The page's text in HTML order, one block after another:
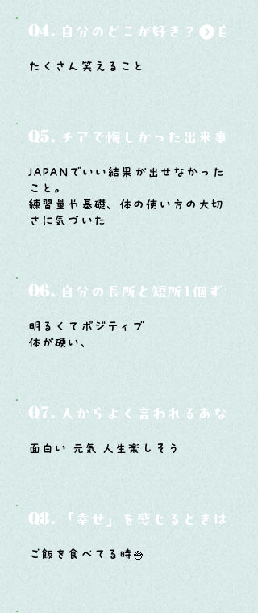
Q4. 自分のどこが好き？
たくさん笑えること
Q5. チアで悔しかった出来事と
JAPANでいい結果が出せなかった
こと。
練習量や基礎、体の使い方の大切
さに気づいた
Q6. 自分の長所と短所1個ずつ
明るくてポジティブ
体が硬い、
Q7. 人からよく言われるあなたの
面白い 元気 人生楽しそう
Q8. 「幸せ」を感じるときはどん
ご飯を食べてる時🍚